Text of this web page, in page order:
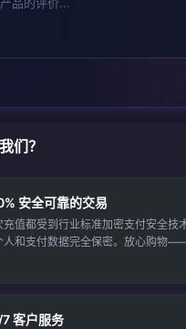
们？
安全可靠的交易
充值都受到行业标准加密支付安全技
人和支付数据完全保密。放心购物
客户服务